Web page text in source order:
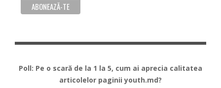
Poll: Pe o scară de la 1 la 5, cum ai aprecia calitatea
articolelor paginii youth.md?